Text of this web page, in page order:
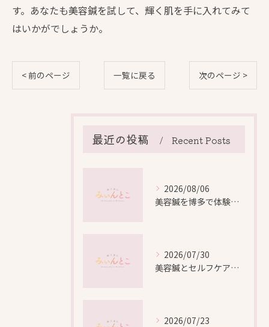
す。あなたも美容鍼を試して、輝く肌を手に入れてみて
はいかがでしょうか。
< 前のページ 一覧に戻る 次のページ >
最近の投稿 Recent Posts
2026/08/06
美容鍼を博多で体験する際の効果や安全性と料金比較徹底ガイド
2026/07/30
美容鍼とセルフケアで叶える愛知県名古屋市北区米が瀬町の新しい美しさ
2026/07/23